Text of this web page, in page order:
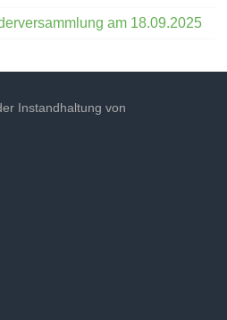
am 18.09.2025
Instandhaltung von